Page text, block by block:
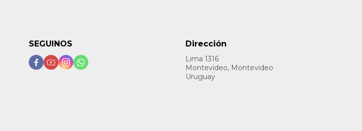
Dirección
Lima 1316
Montevideo, Montevideo
Uruguay
SEGUINOS
   